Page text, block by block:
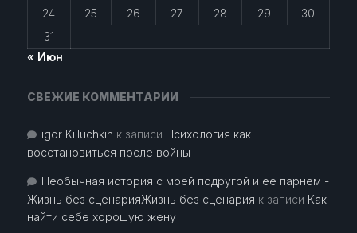
24
25 26 27 28 29
30
31
« Июн
СВЕЖИЕ КОММЕНТАРИИ
igor Killuchkin к записи Психология как
восстановиться после войны
Необычная история с моей подругой и ее парнем -
Жизнь без сценарияЖизнь без сценария к записи Как
найти себе хорошую жену